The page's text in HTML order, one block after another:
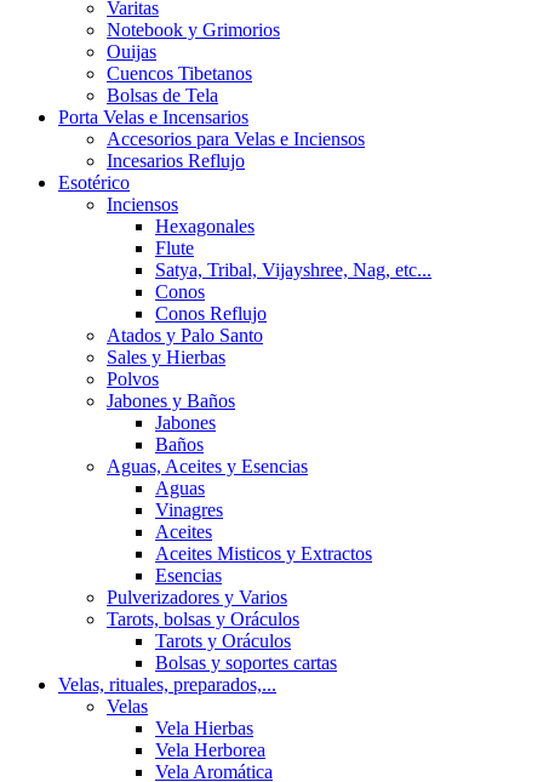
Varitas
Notebook y Grimorios
Ouijas
Cuencos Tibetanos
Bolsas de Tela
Porta Velas e Incensarios
Accesorios para Velas e Inciensos
Incesarios Reflujo
Esotérico
Inciensos
Hexagonales
Flute
Satya, Tribal, Vijayshree, Nag, etc...
Conos
Conos Reflujo
Atados y Palo Santo
Sales y Hierbas
Polvos
Jabones y Baños
Jabones
Baños
Aguas, Aceites y Esencias
Aguas
Vinagres
Aceites
Aceites Misticos y Extractos
Esencias
Pulverizadores y Varios
Tarots, bolsas y Oráculos
Tarots y Oráculos
Bolsas y soportes cartas
Velas, rituales, preparados,...
Velas
Vela Hierbas
Vela Herborea
Vela Aromática